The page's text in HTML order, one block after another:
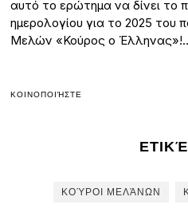
αυτό το ερώτημα να δίνει το
ημερολογίου για το 2025 του
Μελών «Κούρος ο
ΚΟΙΝΟΠΟΙΉΣΤΕ
ΚΟΎΡΟΙ ΜΕΛΆΝΩΝ